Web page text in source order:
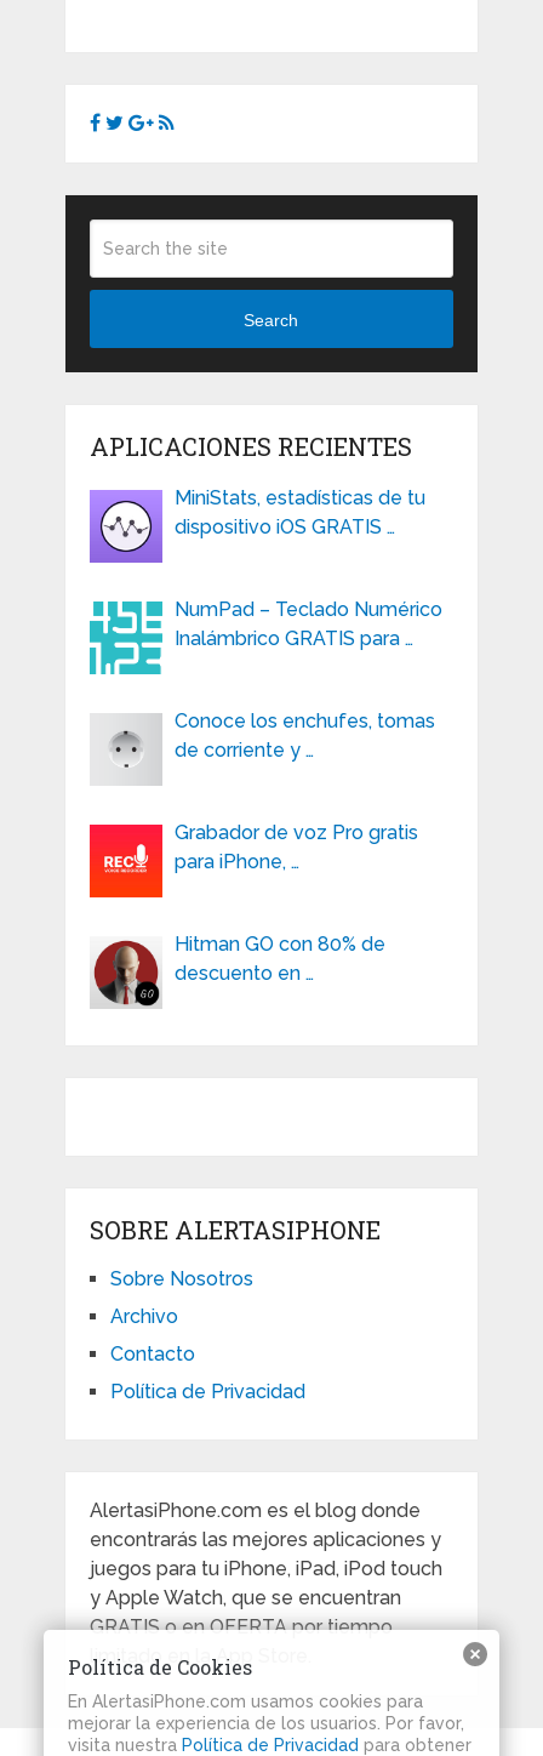
Search
APLICACIONES RECIENTES
MiniStats, estadísticas de tu
dispositivo iOS GRATIS …
NumPad – Teclado Numérico
Inalámbrico GRATIS para …
Conoce los enchufes, tomas
de corriente y …
Grabador de voz Pro gratis
para iPhone, …
Hitman GO con 80% de
descuento en …
SOBRE ALERTASIPHONE
Sobre Nosotros
Archivo
Contacto
Política de Privacidad
AlertasiPhone.com es el blog donde
encontrarás las mejores aplicaciones y
juegos para tu iPhone, iPad, iPod touch
y Apple Watch, que se encuentran
GRATIS o en OFERTA por tiempo
limitado en la App Store.
Política de Cookies
En AlertasiPhone.com usamos cookies para
mejorar la experiencia de los usuarios. Por favor,
visita nuestra Política de Privacidad para obtener